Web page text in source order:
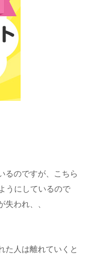
るのですが、こちら
うにしているので
失われ、、
た人は離れていくと